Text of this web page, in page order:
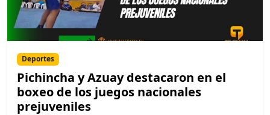
Deportes
Pichincha y Azuay destacaron en el
boxeo de los juegos nacionales
prejuveniles